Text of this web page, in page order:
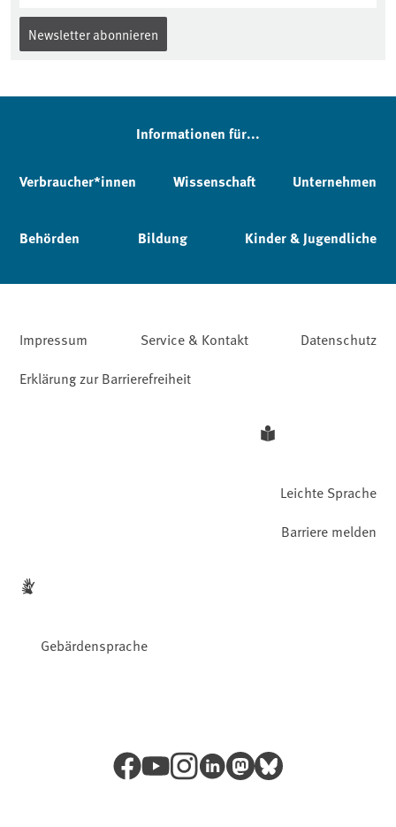
Newsletter abonnieren
Informationen für...
Verbraucher*innen Wissenschaft Unternehmen
Behörden Bildung Kinder & Jugendliche
Impressum Service & Kontakt
Datenschutz
Erklärung zur Barrierefreiheit
Leichte Sprache
Gebärdensprache
Barriere melden